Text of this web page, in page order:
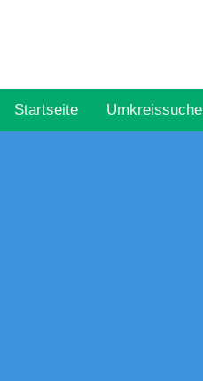
Startseite Umkreissuche